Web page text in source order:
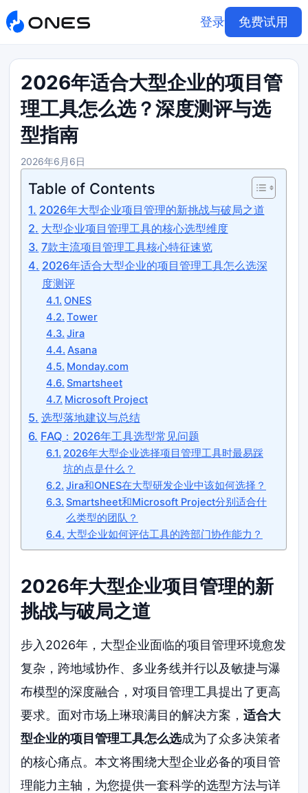
登录 免费试用
2026年适合大型企业的项目管
理工具怎么选？深度测评与选
型指南
2026年6月6日
Table of Contents
2026年大型企业项目管理的新挑战与破局之道
大型企业项目管理工具的核心选型维度
7款主流项目管理工具核心特征速览
2026年适合大型企业的项目管理工具怎么选深
度测评
ONES
Tower
Jira
Asana
Monday.com
Smartsheet
Microsoft Project
选型落地建议与总结
FAQ：2026年工具选型常见问题
2026年大型企业选择项目管理工具时最易踩
坑的点是什么？
Jira和ONES在大型研发企业中该如何选择？
Smartsheet和Microsoft Project分别适合什
么类型的团队？
大型企业如何评估工具的跨部门协作能力？
2026年大型企业项目管理的新
挑战与破局之道
步入2026年，大型企业面临的项目管理环境愈发
复杂，跨地域协作、多业务线并行以及敏捷与瀑
布模型的深度融合，对项目管理工具提出了更高
要求。面对市场上琳琅满目的解决方案，适合大
型企业的项目管理工具怎么选成为了众多决策者
的核心痛点。本文将围绕大型企业必备的项目管
理能力主轴，为您提供一套科学的选型方法与详